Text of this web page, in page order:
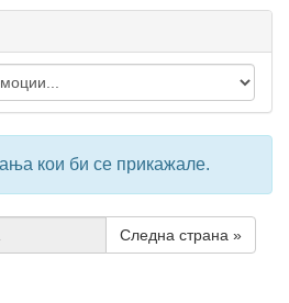
кои би се прикажале.
Следна страна »